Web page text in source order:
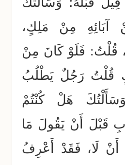
مِنْ مَلِكٍ،
قُلْتُ: فَلَوْ كَانَ مِنْ
قُلْتُ رَجُلٌ يَطْلُبُ
هَلْ كُنْتُمْ
قَبْلَ أَنْ يَقُولَ مَا
لَا، فَقَدْ أَعْرِفُ